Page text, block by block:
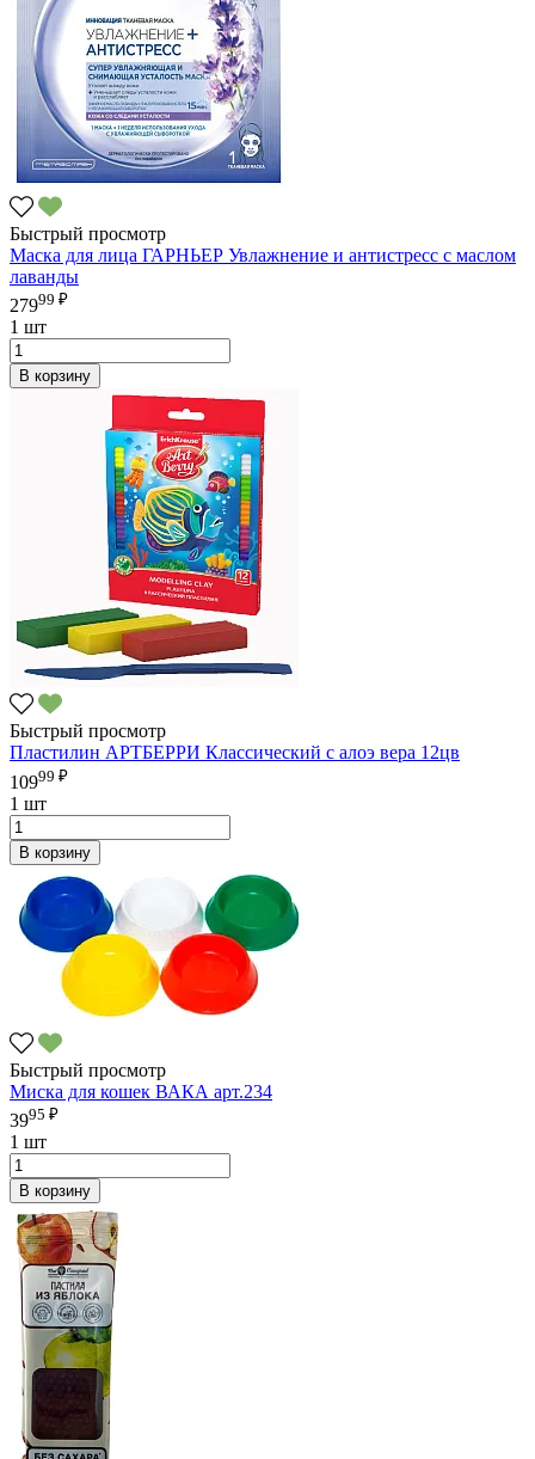
Быстрый просмотр
Маска для лица ГАРНЬЕР Увлажнение и антистресс с маслом
лаванды
27999 ₽
1 шт
В корзину
Быстрый просмотр
Пластилин АРТБЕРРИ Классический с алоэ вера 12цв
10999 ₽
1 шт
В корзину
Быстрый просмотр
Миска для кошек ВАКА арт.234
3995 ₽
1 шт
В корзину